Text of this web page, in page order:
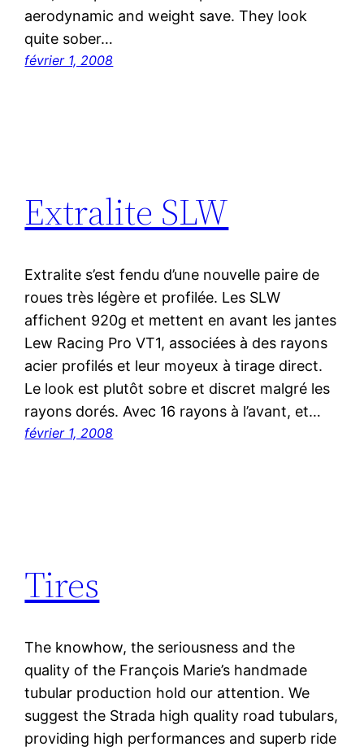
aerodynamic and weight save. They look
quite sober…
février 1, 2008
Extralite SLW
Extralite s’est fendu d’une nouvelle paire de
roues très légère et profilée. Les SLW
affichent 920g et mettent en avant les jantes
Lew Racing Pro VT1, associées à des rayons
acier profilés et leur moyeux à tirage direct.
Le look est plutôt sobre et discret malgré les
rayons dorés. Avec 16 rayons à l’avant, et…
février 1, 2008
Tires
The knowhow, the seriousness and the
quality of the François Marie’s handmade
tubular production hold our attention. We
suggest the Strada high quality road tubulars,
providing high performances and superb ride